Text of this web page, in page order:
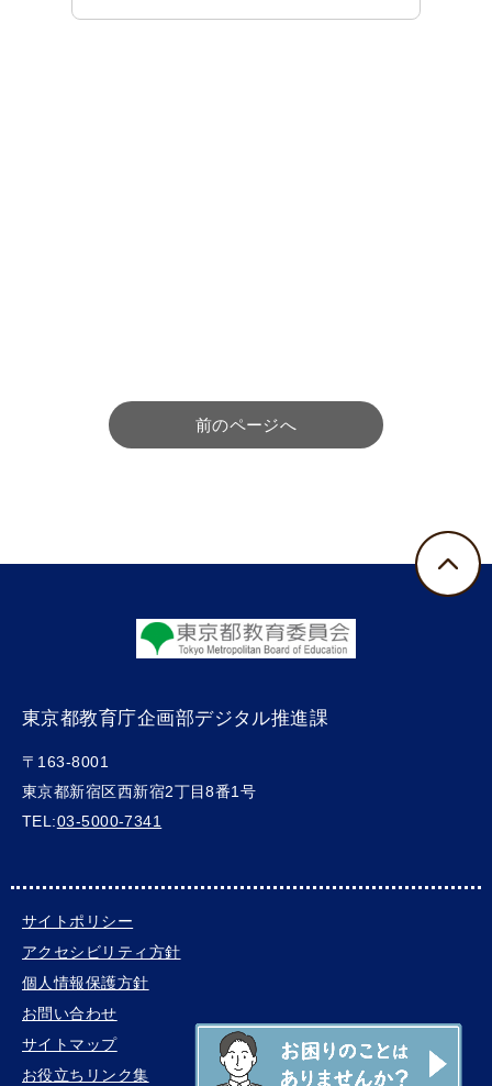
前のページへ
東京都教育庁企画部デジタル推進課
〒163-8001
東京都新宿区西新宿2丁目8番1号
TEL:03-5000-7341
サイトポリシー
アクセシビリティ方針
個人情報保護方針
お問い合わせ
サイトマップ
お役立ちリンク集